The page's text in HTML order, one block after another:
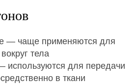
— чаще применяются для
тела
используются для передачи
в ткани